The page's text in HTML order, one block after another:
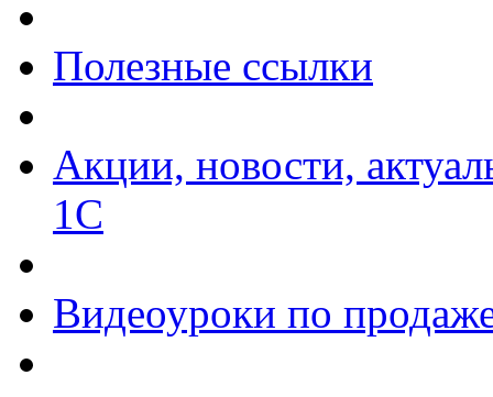
Полезные ссылки
Акции, новости,
1С
Видеоуроки по